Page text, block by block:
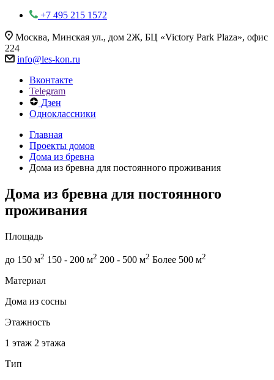
+7 495 215 1572
Москва, Минская ул., дом 2Ж, БЦ «Victory Park Plaza», офис
224
info@les-kon.ru
Вконтакте
Telegram
Дзен
Одноклассники
Главная
Проекты домов
Дома из бревна
Дома из бревна для постоянного проживания
Дома из бревна для постоянного
проживания
Площадь
до 150 м2 150 - 200 м2 200 - 500 м2 Более 500 м2
Материал
Дома из сосны
Этажность
1 этаж 2 этажа
Тип